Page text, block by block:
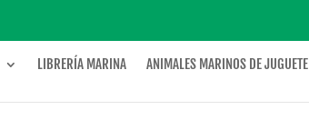
LIBRERÍA MARINA ANIMALES MARINOS DE JUGUETE